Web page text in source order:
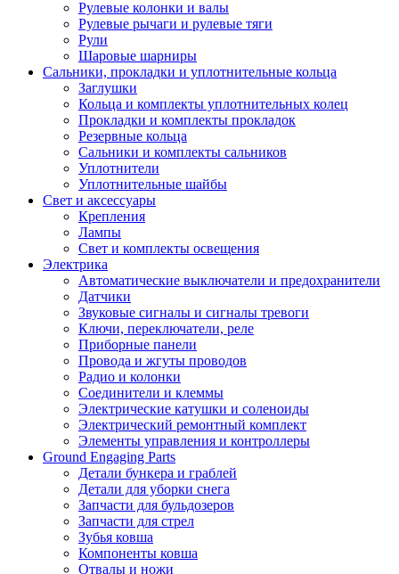
Рулевые колонки и валы
Рулевые рычаги и рулевые тяги
Рули
Шаровые шарниры
Сальники, прокладки и уплотнительные кольца
Заглушки
Кольца и комплекты уплотнительных колец
Прокладки и комплекты прокладок
Резервные кольца
Сальники и комплекты сальников
Уплотнители
Уплотнительные шайбы
Свет и аксессуары
Крепления
Лампы
Свет и комплекты освещения
Электрика
Автоматические выключатели и предохранители
Датчики
Звуковые сигналы и сигналы тревоги
Ключи, переключатели, реле
Приборные панели
Провода и жгуты проводов
Радио и колонки
Соединители и клеммы
Электрические катушки и соленоиды
Электрический ремонтный комплект
Элементы управления и контроллеры
Ground Engaging Parts
Детали бункера и граблей
Детали для уборки снега
Запчасти для бульдозеров
Запчасти для стрел
Зубья ковша
Компоненты ковша
Отвалы и ножи